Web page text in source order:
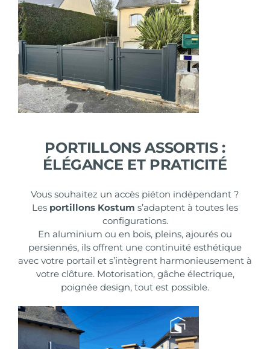
PORTILLONS ASSORTIS :
ÉLÉGANCE ET PRATICITÉ
Vous souhaitez un accès piéton indépendant ?
Les portillons Kostum s’adaptent à toutes les
configurations.
En aluminium ou en bois, pleins, ajourés ou
persiennés, ils offrent une continuité esthétique
avec votre portail et s’intègrent harmonieusement à
votre clôture. Motorisation, gâche électrique,
poignée design, tout est possible.